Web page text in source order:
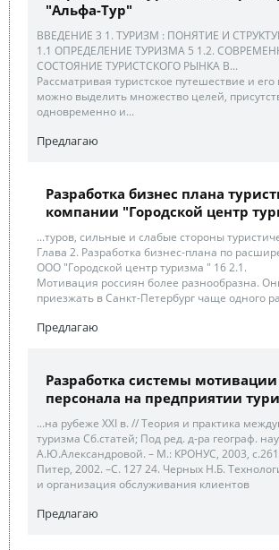
"Альфа-Тур"
ВВЕДЕНИЕ 3 1. ТУРИЗМ : ПОНЯТИЕ И
1.1 ОПРЕДЕЛЕНИЕ ТУРИЗМА 5 1.2.
СОСТОЯНИЕ ТУРИСТСКОГО РЫНКА В...
Рассматривая туристское путешествие и
можно выделить множество целей,
одновременно и...
Предлагаю
Разработка бизнес плана
компании "Городской центр
...туров, сильные и слабые стороны
Глава 2. Разработка бизнес-плана по
ООО "Городской центр туризма " 16 2.1.
Мотивация россиян более разнообразна.
приезжать в Санкт-Петербург чаще одного
Предлагаю
Разработка системы мотивации
персонала на предприятии
...на рубеже XXI в. // Теория и практика
туризма Сб.статей; Под ред. д-ра географ.
А.Ю.Александровой. – М.: КРОНУС, 2003, с.261
Питер, 2002. –С. 127 24. Черных Н.Б.
и организация обслуживания клиентов
Предлагаю